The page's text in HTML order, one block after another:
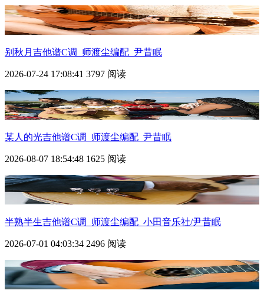
别秋月吉他谱C调_师渡尘编配_尹昔眠
2026-07-24 17:08:41 3797 阅读
某人的光吉他谱C调_师渡尘编配_尹昔眠
2026-08-07 18:54:48 1625 阅读
半熟半生吉他谱C调_师渡尘编配_小田音乐社/尹昔眠
2026-07-01 04:03:34 2496 阅读